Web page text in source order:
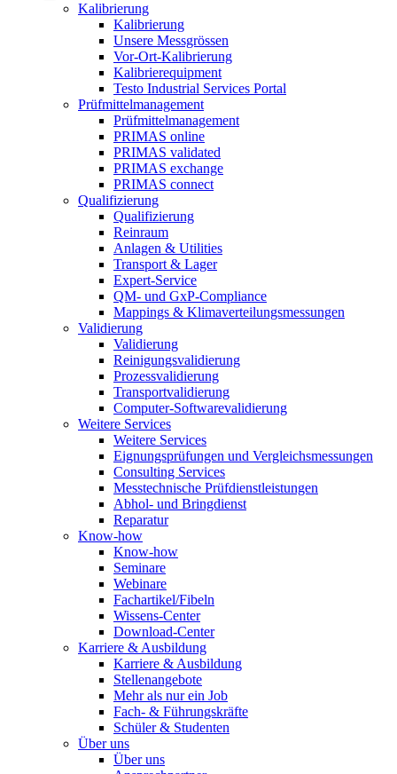
Kalibrierung
Kalibrierung
Unsere Messgrössen
Vor-Ort-Kalibrierung
Kalibrierequipment
Testo Industrial Services Portal
Prüfmittelmanagement
Prüfmittelmanagement
PRIMAS online
PRIMAS validated
PRIMAS exchange
PRIMAS connect
Qualifizierung
Qualifizierung
Reinraum
Anlagen & Utilities
Transport & Lager
Expert-Service
QM- und GxP-Compliance
Mappings & Klimaverteilungsmessungen
Validierung
Validierung
Reinigungsvalidierung
Prozessvalidierung
Transportvalidierung
Computer-Softwarevalidierung
Weitere Services
Weitere Services
Eignungsprüfungen und Vergleichsmessungen
Consulting Services
Messtechnische Prüfdienstleistungen
Abhol- und Bringdienst
Reparatur
Know-how
Know-how
Seminare
Webinare
Fachartikel/Fibeln
Wissens-Center
Download-Center
Karriere & Ausbildung
Karriere & Ausbildung
Stellenangebote
Mehr als nur ein Job
Fach- & Führungskräfte
Schüler & Studenten
Über uns
Über uns